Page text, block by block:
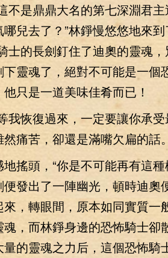
鼎鼎大名的第七深淵君主
兒去了？”林錚慢悠悠地來
士的長劍釘住了迪奧的靈魂
靈魂了，絕對不可能是一個
只是一道美味佳肴而已！
恢復過來，一定要讓你承受
痛苦，卻還是滿嘴欠扁的話。
頭，“你是不可能再有這種
發出了一陣幽光，頓時迪奧
，轉眼間，原本如同實質一
，而林錚身邊的恐怖騎士卻
的靈魂之力后，這個恐怖騎